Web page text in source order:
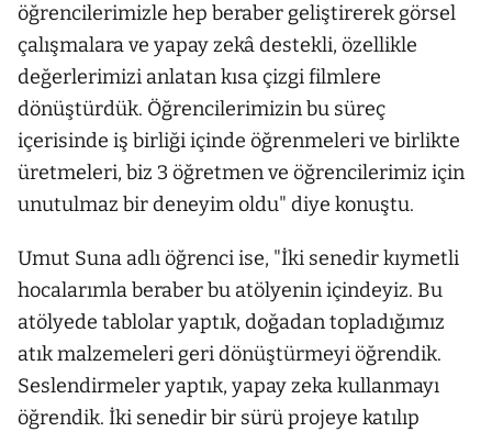
öğrencilerimizle hep beraber geliştirerek görsel
çalışmalara ve yapay zekâ destekli, özellikle
değerlerimizi anlatan kısa çizgi filmlere
dönüştürdük. Öğrencilerimizin bu süreç
içerisinde iş birliği içinde öğrenmeleri ve birlikte
üretmeleri, biz 3 öğretmen ve öğrencilerimiz için
unutulmaz bir deneyim oldu" diye konuştu.
Umut Suna adlı öğrenci ise, "İki senedir kıymetli
hocalarımla beraber bu atölyenin içindeyiz. Bu
atölyede tablolar yaptık, doğadan topladığımız
atık malzemeleri geri dönüştürmeyi öğrendik.
Seslendirmeler yaptık, yapay zeka kullanmayı
öğrendik. İki senedir bir sürü projeye katılıp